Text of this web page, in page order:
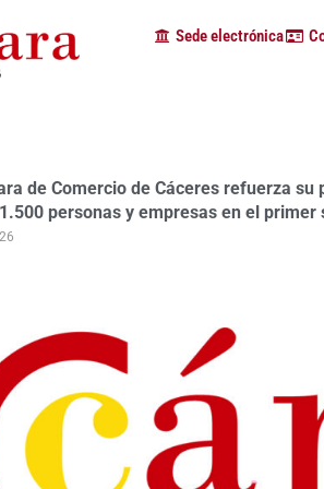
Sede electrónica
de Comercio de Cáceres refuerza
personas y empresas en el primer